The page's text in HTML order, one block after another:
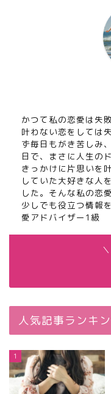
かつて私の恋愛は失
叶わない恋をしては
ず毎日もがき苦しみ
日で、まさに人生の
きっかけに片思いを
していた大好きな人
した。そんな私の恋
少しでも役立つ情報
愛アドバイザー1級
人気記事ランキ
1